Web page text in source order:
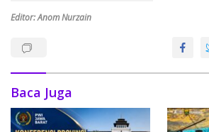
Editor: Anom Nurzain
Baca Juga